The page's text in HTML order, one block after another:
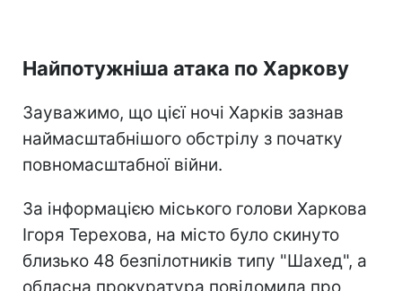
Найпотужніша атака по Харкову
Зауважимо, що цієї ночі Харків зазнав
наймасштабнішого обстрілу з початку
повномасштабної війни.
За інформацією міського голови Харкова
Ігоря Терехова, на місто було скинуто
близько 48 безпілотників типу "Шахед", а
обласна прокуратура повідомила про